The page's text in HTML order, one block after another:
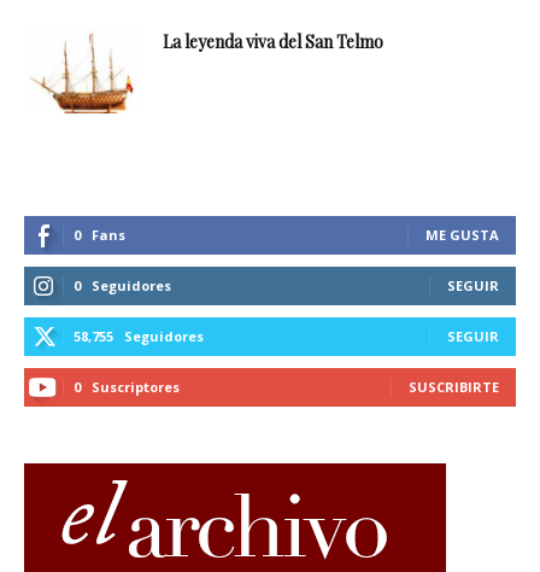
La leyenda viva del San Telmo
0 Fans ME GUSTA
0 Seguidores SEGUIR
58,755 Seguidores SEGUIR
0 Suscriptores SUSCRIBIRTE